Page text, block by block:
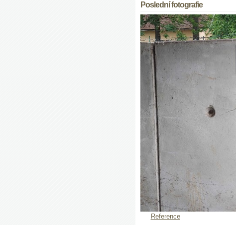
Poslední fotografie
Reference